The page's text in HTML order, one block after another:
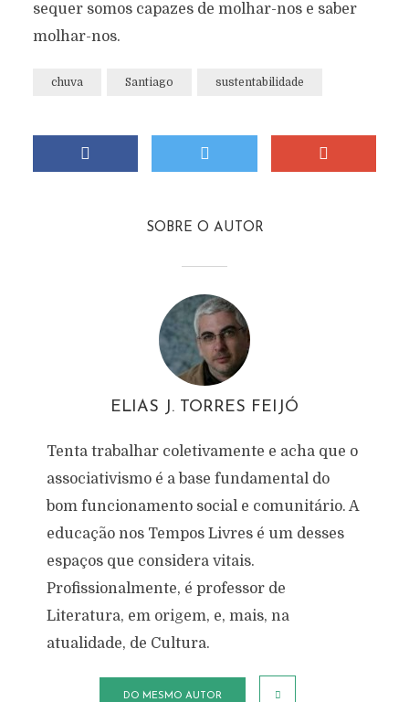
sequer somos capazes de molhar-nos e saber
molhar-nos.
chuva Santiago sustentabilidade
SOBRE O AUTOR
ELIAS J. TORRES FEIJÓ
Tenta trabalhar coletivamente e acha que o
associativismo é a base fundamental do
bom funcionamento social e comunitário. A
educação nos Tempos Livres é um desses
espaços que considera vitais.
Profissionalmente, é professor de
Literatura, em origem, e, mais, na
atualidade, de Cultura.
DO MESMO AUTOR